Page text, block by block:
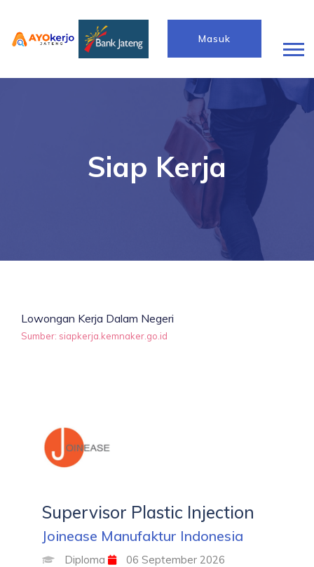
Masuk
Siap Kerja
Lowongan Kerja Dalam Negeri
Sumber: siapkerja.kemnaker.go.id
Supervisor Plastic Injection
Joinease Manufaktur Indonesia
Diploma 06 September 2026